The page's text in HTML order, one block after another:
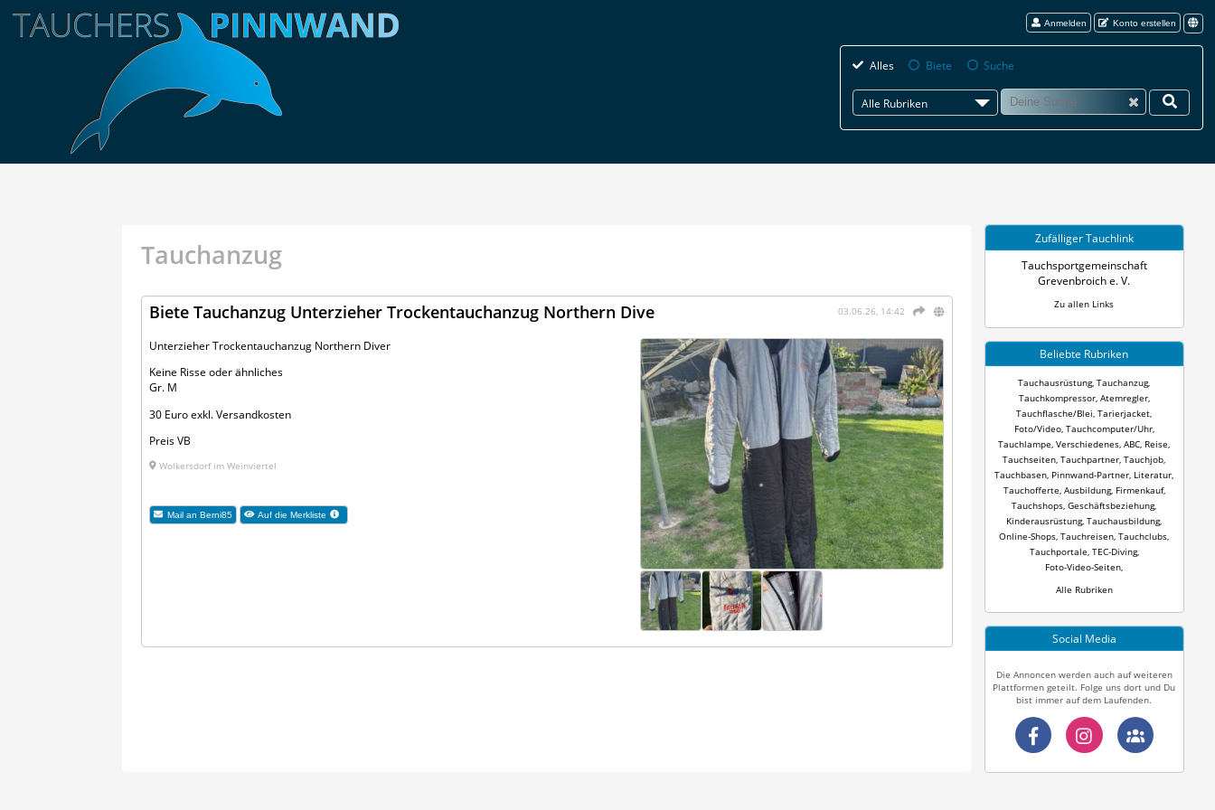
Anmelden Konto erstellen
Alles Biete Suche
Alle Rubriken
Tauchanzug
03.06.26, 14:42
Biete Tauchanzug Unterzieher Trockentauchanzug Northern Dive
Unterzieher Trockentauchanzug Northern Diver
Keine Risse oder ähnliches
Gr. M
30 Euro exkl. Versandkosten
Preis VB
Wolkersdorf im Weinviertel
Mail an Berni85 Auf die Merkliste
Zufälliger Tauchlink
Tauchsportgemeinschaft
Grevenbroich e. V.
Zu allen Links
Beliebte Rubriken
Tauchausrüstung, Tauchanzug,
Tauchkompressor, Atemregler,
Tauchflasche/Blei Tarierjacket
Foto/Video, Tauchcomputer/Uhr,
Tauchlampe Verschiedenes ABC Reise
Tauchseiten Tauchpartner Tauchjob
Tauchbasen Pinnwand-Partner Literatur
Tauchofferte Ausbildung, Firmenkauf,
Tauchshops Geschäftsbeziehung,
Kinderausrüstung, Tauchausbildung,
Online-Shops Tauchreisen Tauchclubs
Tauchportale TEC-Diving,
Foto-Video-Seiten
Alle Rubriken
Social Media
Die Annoncen werden auch auf weiteren
Plattformen geteilt. Folge uns dort und Du
bist immer auf dem Laufenden.